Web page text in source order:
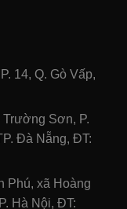
14, Q. Gò Vấp,
Trường Sơn, P.
Đà Nẵng, ĐT:
Phú, xã Hoàng
Hà Nội, ĐT: